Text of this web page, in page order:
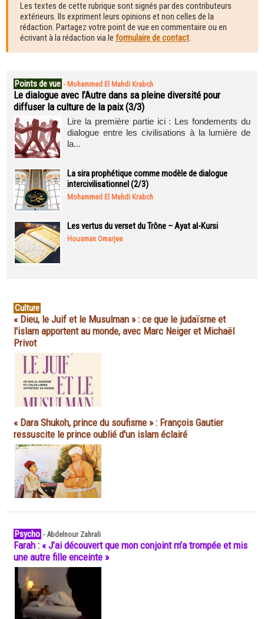
Les textes de cette rubrique sont signés par des contributeurs
extérieurs. Ils expriment leurs opinions et non celles de la
rédaction. Partagez votre point de vue en commentaire ou en
écrivant à la rédaction via le formulaire de contact.
Points de vue - Mohammed El Mahdi Krabch
Le dialogue avec l’Autre dans sa pleine diversité pour
diffuser la culture de la paix (3/3)
Lire la première partie ici : Les fondements du
dialogue entre les civilisations à la lumière de
la...
La sira prophétique comme modèle de dialogue
intercivilisationnel (2/3)
Mohammed El Mahdi Krabch
Les vertus du verset du Trône – Ayat al-Kursi
Housman Omarjee
Culture
« Dieu, le Juif et le Musulman » : ce que le judaïsme et
l'islam apportent au monde, avec Marc Neiger et Michaël
Privot
« Dara Shukoh, prince du soufisme » : François Gautier
ressuscite le prince oublié d'un islam éclairé
Psycho -Abdelnour Zahrali
Farah : « J’ai découvert que mon conjoint m’a trompée et mis
une autre fille enceinte »